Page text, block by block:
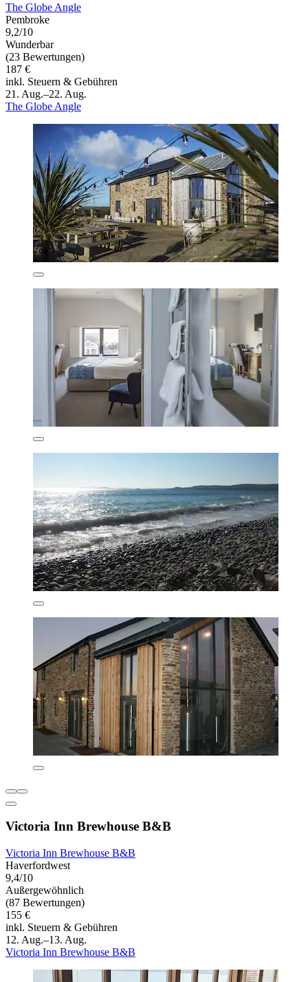
The Globe Angle
Pembroke
9,2/10
Wunderbar
(23 Bewertungen)
187 €
inkl. Steuern & Gebühren
21. Aug.–22. Aug.
The Globe Angle
Victoria Inn Brewhouse B&B
Victoria Inn Brewhouse B&B
Haverfordwest
9,4/10
Außergewöhnlich
(87 Bewertungen)
155 €
inkl. Steuern & Gebühren
12. Aug.–13. Aug.
Victoria Inn Brewhouse B&B